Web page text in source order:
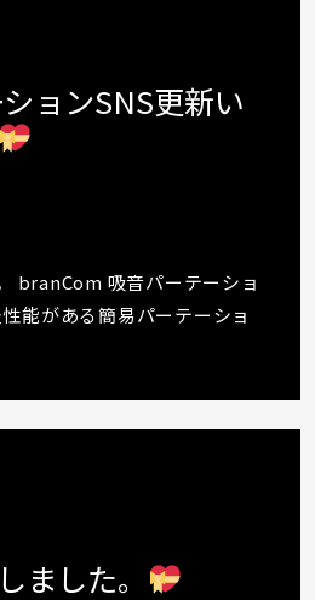
ョンSNS更新い
branCom 吸音パーテーショ
能がある簡易パーテーショ
ました。